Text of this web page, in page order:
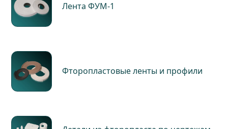
Лента ФУМ-1
Фторопластовые ленты и профили